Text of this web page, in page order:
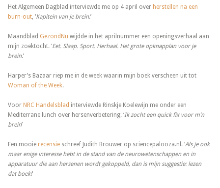
Het Algemeen Dagblad interviewde me op 4 april over herstellen na een
burn-out , ‘Kapitein van je brein.’
Maandblad GezondNu wijdde in het aprilnummer een openingsverhaal aan
mijn zoektocht. ‘Eet. Slaap. Sport. Herhaal. Het grote opknapplan voor je
brein.’
Harper’s Bazaar riep me in de week waarin mijn boek verscheen uit tot
Woman of the Week.
VoorNRC Handelsblad interviewde Rinskje Koelewijn me onder een
Mediterrane lunch over hersenverbetering. ‘Ik zocht een quick fix voor m’n
brein’
Een mooierecensie schreef Judith Brouwer op sciencepalooza.nl. ‘Als je ook
maar enige interesse hebt in de stand van de neurowetenschappen en in
apparatuur die aan hersenen wordt gekoppeld, dan is mijn suggestie: lezen
dat boek!‘